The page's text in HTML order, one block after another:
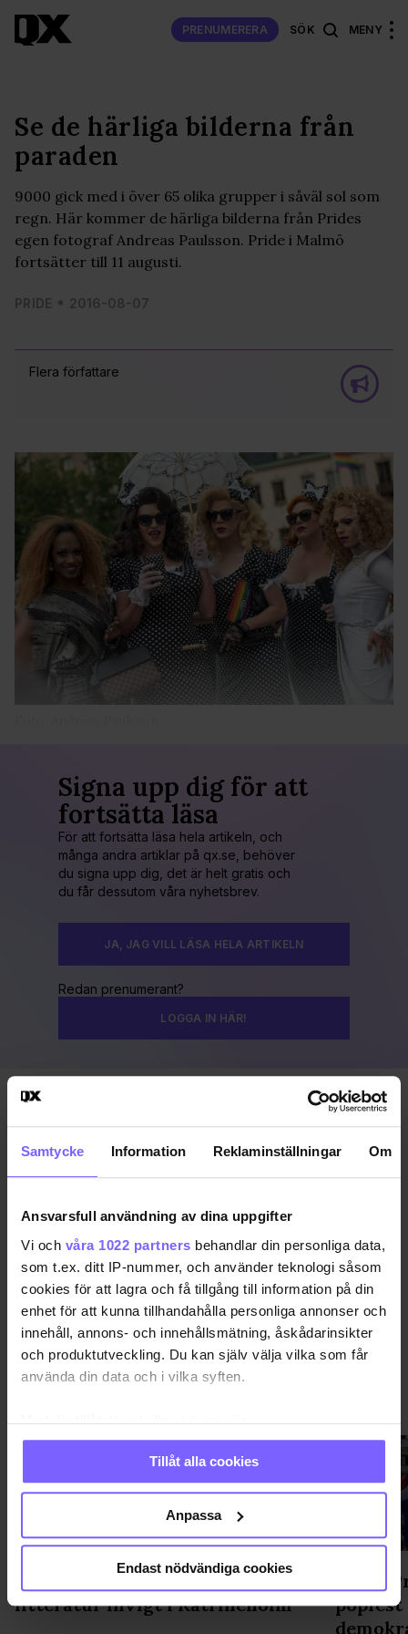
Samtycke Information Reklaminställningar Om
Ansvarsfull användning av dina uppgifter
Vi och våra 1022 partners behandlar din personliga data,
som t.ex. ditt IP-nummer, och använder teknologi såsom
cookies för att lagra och få tillgång till information på din
enhet för att kunna tillhandahålla personliga annonser och
innehåll, annons- och innehållsmätning, åskådarinsikter
och produktutveckling. Du kan själv välja vilka som får
använda din data och i vilka syften.
Med din tillåtelse skulle vi även vilja:
Samla in information om din geografiska plats
som kan ha en noggrannhet på upp till flera meter
Identifiera din enhet genom att aktivt skanna den
för specifika kännetecken (fingeravtryck)
Ta reda på mer om hur dina personliga uppgifter
Du kan ändra eller dra tillbaka ditt samtycke när som
helst från cookie-förklaringen.
Tillåt alla cookies
Anpassa
Endast nödvändiga cookies
PRENUMERERA SÖK MENY
Flera författare
Se de härliga bilderna från
paraden
9000 gick med i över 65 olika grupper i såväl sol som
regn. Här kommer de härliga bilderna från Prides
egen fotograf Andreas Paulsson. Pride i Malmö
fortsätter till 11 augusti.
PRIDE 2016-08-07
Signa upp dig för att
fortsätta läsa
För att fortsätta läsa hela artikeln, och
många andra artiklar på qx.se, behöver
du signa upp dig, det är helt gratis och
du får dessutom våra nyhetsbrev.
JA, JAG VILL LÄSA HELA ARTIKELN
Redan prenumerant?
LOGGA IN HÄR!
Uppdaterad 2016-12-28
BEEBAR MALMÖ MALMÖ PRIDE
DELA DEN HÄR ARTIKELN
Regnbågsskåp med gratis hbtq-
litteratur invigt i Katrineholm
popfest